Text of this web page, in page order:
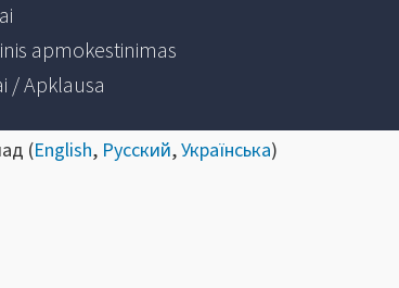
apmokestinimas
/ Apklausa
(English, Русский,Українська)